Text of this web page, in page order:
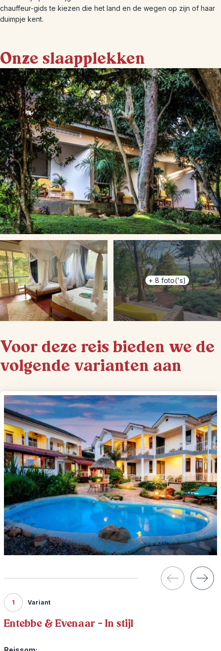
chauffeur-gids te kiezen die het land en de wegen op zijn of haar
duimpje kent.
Onze slaapplekken
+ 8 foto('s)
Voor deze reis bieden we de
volgende varianten aan
1 Variant
Entebbe & Evenaar - In stijl